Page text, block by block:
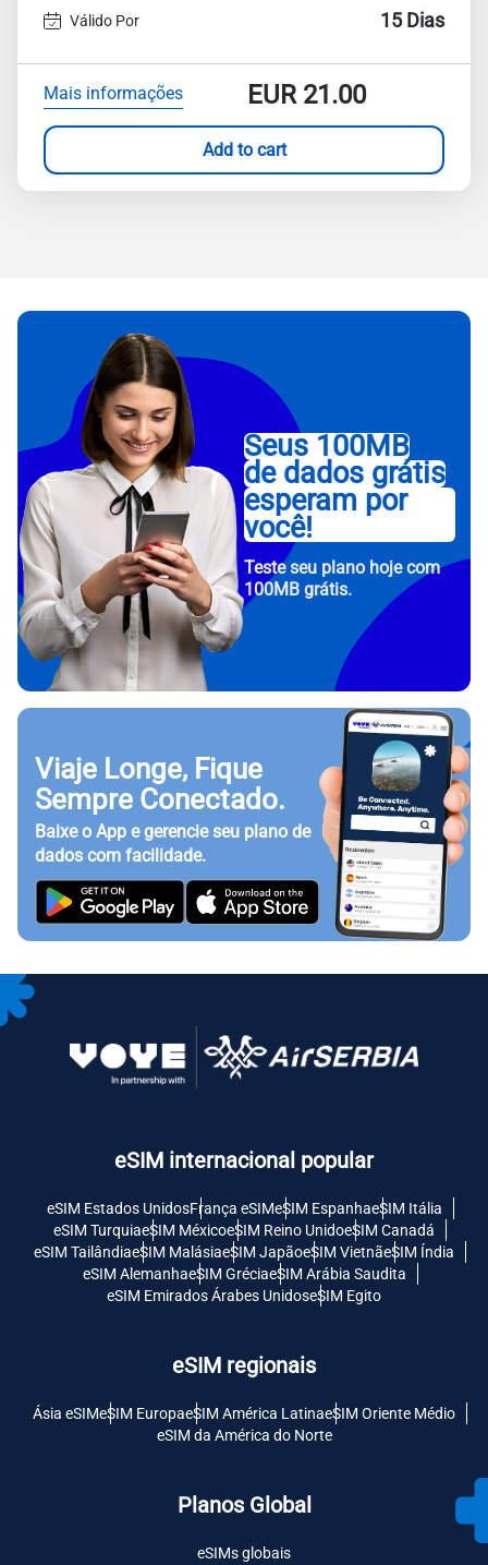
Válido Por 15 Dias
Mais informações EUR21.00
Add to cart
Seus 100MB
de dados grátis
esperam por
você!
Teste seu plano hoje com
100MB grátis.
Viaje Longe, Fique
Sempre Conectado.
Baixe o App e gerencie seu plano de
dados com facilidade.
eSIM internacional popular
eSIM Estados UnidosFrança eSIMeSIM EspanhaeSIM Itália
eSIM TurquiaeSIM MéxicoeSIM Reino UnidoeSIM Canadá
eSIM TailândiaeSIM MalásiaeSIM JapãoeSIM VietnãeSIM Índia
eSIM AlemanhaeSIM GréciaeSIM Arábia Saudita
eSIM Emirados Árabes UnidoseSIM Egito
eSIM regionais
Ásia eSIMeSIM EuropaeSIM América LatinaeSIM Oriente Médio
eSIM da América do Norte
Planos Global
eSIMs globais